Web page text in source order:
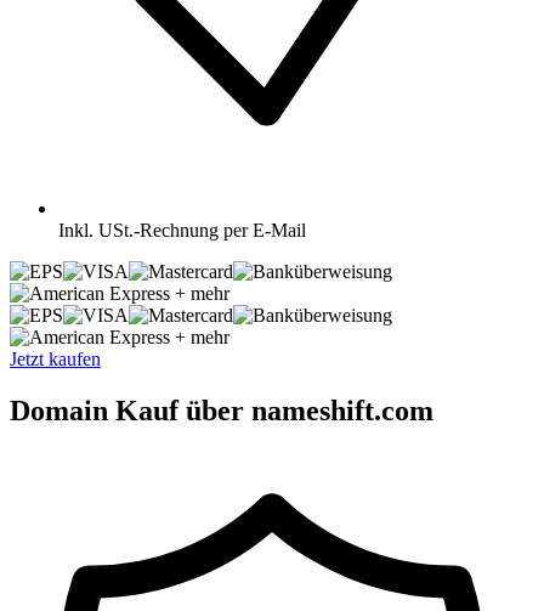
Inkl. USt.-Rechnung per E-Mail
+ mehr
+ mehr
Jetzt kaufen
Domain Kauf über nameshift.com